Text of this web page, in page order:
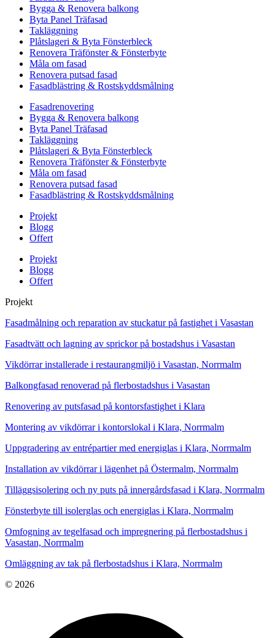
Bygga & Renovera balkong
Byta Panel Träfasad
Takläggning
Plåtslageri & Byta Fönsterbleck
Renovera Träfönster & Fönsterbyte
Måla om fasad
Renovera putsad fasad
Fasadblästring & Rostskyddsmålning
Fasadrenovering
Bygga & Renovera balkong
Byta Panel Träfasad
Takläggning
Plåtslageri & Byta Fönsterbleck
Renovera Träfönster & Fönsterbyte
Måla om fasad
Renovera putsad fasad
Fasadblästring & Rostskyddsmålning
Projekt
Blogg
Offert
Projekt
Blogg
Offert
Projekt
Fasadmålning och reparation av stuckatur på fastighet i Vasastan
Fasadtvätt och lagning av sprickor på bostadshus i Vasastan
Vikdörrar installerade i restaurangmiljö i Vasastan, Norrmalm
Balkongfasad renoverad på flerbostadshus i Vasastan
Renovering av putsfasad på kontorsfastighet i Klara
Montering av vikdörrar i kontorslokal i Klara, Norrmalm
Uppgradering av entrépartier med energiglas i Klara, Norrmalm
Installation av vikdörrar i lägenhet på Östermalm, Norrmalm
Tilläggsisolering och ny puts på innergårdsfasad i Klara, Norrmalm
Fönsterbyte till isolerglas och energiglas i Klara, Norrmalm
Omfogning av tegelfasad och impregnering på flerbostadshus i
Vasastan, Norrmalm
Omläggning av tak på flerbostadshus i Klara, Norrmalm
© 2026